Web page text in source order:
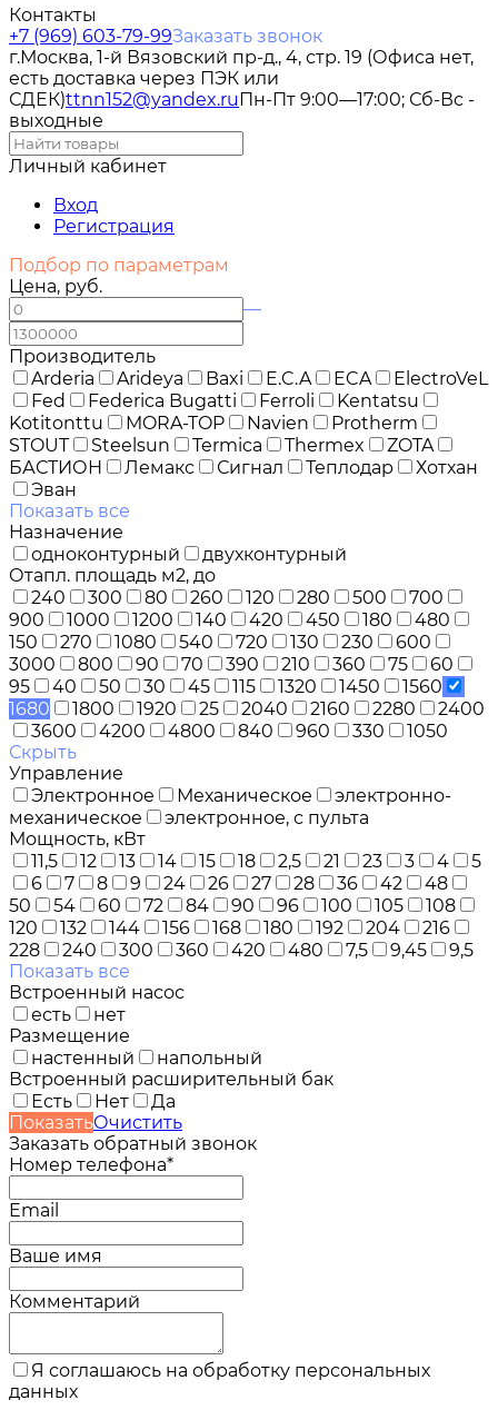
Контакты
+7 (969) 603-79-99Заказать звонок
г.Москва, 1-й Вязовский пр-д., 4, стр. 19 (Офиса нет,
есть доставка через ПЭК или
СДЕК)ttnn152@yandex.ruПн-Пт 9:00—17:00; Сб-Вс -
выходные
Личный кабинет
Вход
Регистрация
Подбор по параметрам
Цена, руб.
—
Производитель
Arderia
Arideya Baxi E.C.A ECA
ElectroVeL
Fed
Federica Bugatti Ferroli
Kentatsu
Kotitonttu
MORA-TOP Navien
Protherm
STOUT
Steelsun Termica Thermex
ZOTA
БАСТИОН
Лемакс Сигнал Теплодар
Хотхан
Эван
Показать все
Назначение
одноконтурный
двухконтурный
Отапл. площадь м2, до
240
300 80 260 120 280 500
700
900
1000 1200 140 420 450 180
480
150
270 1080 540 720 130 230
600
3000
800 90 70 390 210 360 75
60
95
40 50 30 45 115 1320 1450
1560
1680
1800 1920 25 2040 2160 2280
2400
3600
4200 4800 840 960 330
1050
Скрыть
Управление
Электронное
Механическое
электронно-
механическое
электронное, с пульта
Мощность, кВт
11,5
12 13 14 15 18 2,5 21 23 3 4
5
6
7 8 9 24 26 27 28 36 42
48
50
54 60 72 84 90 96 100 105
108
120
132 144 156 168 180 192 204
216
228
240 300 360 420 480 7,5 9,45
9,5
Показать все
Встроенный насос
есть
нет
Размещение
настенный
напольный
Встроенный расширительный бак
Есть
Нет
Да
ПоказатьОчистить
Заказать обратный звонок
Номер телефона*
Email
Ваше имя
Комментарий
Я соглашаюсь на обработку персональных
данных